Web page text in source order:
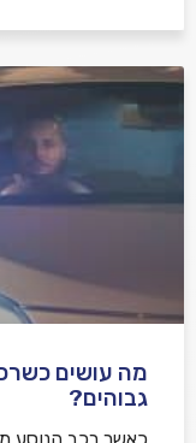
מה עושים
גבוהים?
כאשר רכב הנוסע